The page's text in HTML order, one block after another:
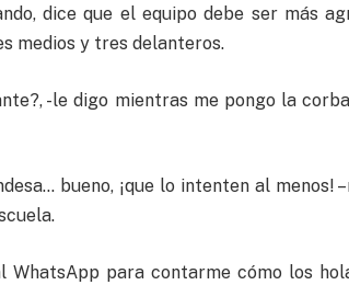
dice que el equipo debe ser más
medios y tres delanteros.
-le digo mientras me pongo la
bueno, ¡que lo intenten al menos!
WhatsApp para contarme cómo los